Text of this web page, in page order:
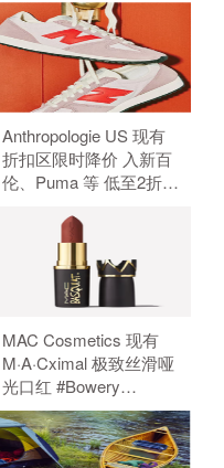
$132.00（约893.42
元）。 无需使用优惠
Anthropologie US 现有
折扣区限时降价 入新百
伦、Puma 等 低至2折
MAC Cosmetics 现有
M·A·Cximal 极致丝滑哑
光口红 #Bowery
Brown，现价$35.00（约
236.75元）。 无需使用
优惠码。